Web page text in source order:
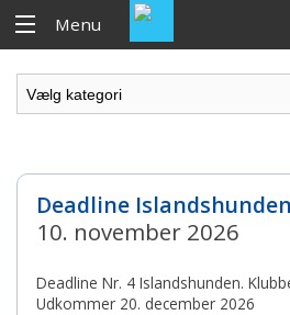
Menu
Deadline
10. november 2026
Deadline Nr. 4 Islandshunden.
Udkommer 20. december 2026